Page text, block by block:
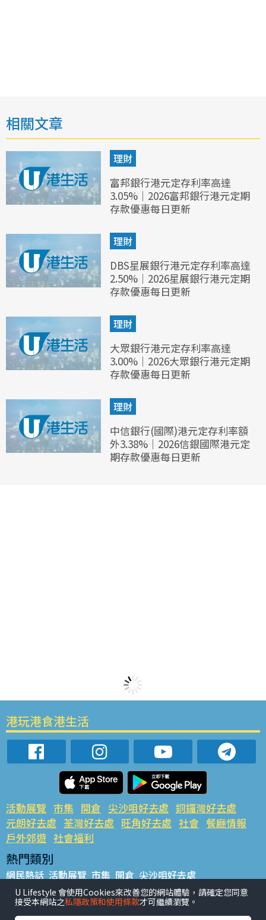
相關文章
理財
富邦銀行港元定存利率高達
3.05%｜2026富邦銀行港元定期
存款優惠每日更新
理財
DBS星展銀行港元定存利率高達
2.50%｜2026星展銀行港元定期
存款優惠每日更新
理財
大眾銀行港元定存利率高達
3.00%｜2026大眾銀行港元定期
存款優惠每日更新
理財
中信銀行(國際)港元定存利率額
外3.38%｜2026信銀國際港元定
期存款優惠每日更新
港玩港食港生活
活動展覽 市集 開倉 尖沙咀好去處 銅鑼灣好去處
元朗好去處 荃灣好去處 旺角好去處 社會 餐廳情報
戶外郊遊 社會福利
熱門類別
網民熱話 活動展覽 市集 開倉 尖沙咀好去處
銅鑼灣好去處 元朗好去處 荃灣好去處 旺角好去處 社會
餐廳情報 戶外郊遊
U Lifestyle 會使用Cookies來改善您的網站體驗，請確定您同意
接受本網站之私隱政策和使用條款才可繼續瀏覽。